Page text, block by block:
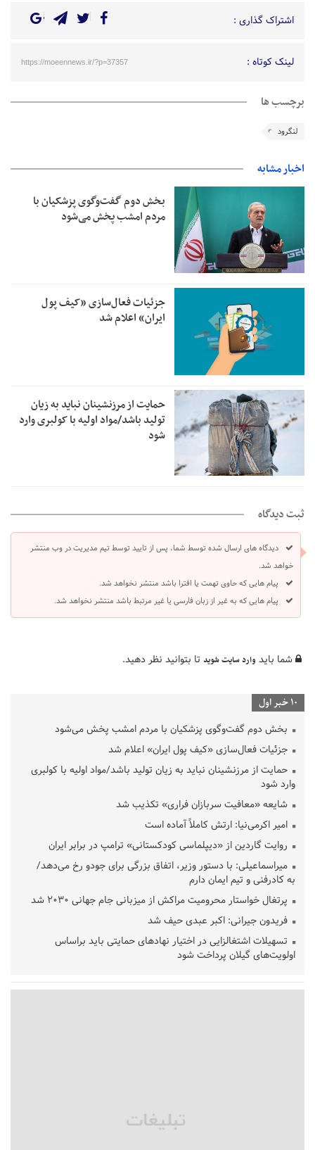
اشتراک گذاری :
لینک کوتاه : https://moeennews.ir/?p=37357
برچسب ها
لنگرود
اخبار مشابه
بخش دوم گفت‌وگوی پزشکیان با
مردم امشب پخش می‌شود
جزئیات فعال‌سازی «کیف پول
ایران» اعلام شد
حمایت از مرزنشینان نباید به زیان
تولید باشد/مواد اولیه با کولبری وارد
شود
ثبت دیدگاه
دیدگاه های ارسال شده توسط شما، پس از تایید توسط تیم مدیریت در وب منتشر
خواهد شد.
پیام هایی که حاوی تهمت یا افترا باشد منتشر نخواهد شد.
پیام هایی که به غیر از زبان فارسی یا غیر مرتبط باشد منتشر نخواهد شد.
شما باید وارد سایت شوید تا بتوانید نظر دهید.
10 خبر اول
بخش دوم گفت‌وگوی پزشکیان با مردم امشب پخش می‌شود
جزئیات فعال‌سازی «کیف پول ایران» اعلام شد
حمایت از مرزنشینان نباید به زیان تولید باشد/مواد اولیه با کولبری
وارد شود
شایعه «معافیت سربازان فراری» تکذیب شد
امیر اکرمی‌نیا: ارتش کاملاً آماده است
روایت گاردین از «دیپلماسی کودکستانی» ترامپ در برابر ایران
میراسماعیلی: با دستور وزیر، اتفاق بزرگی برای جودو رخ می‌دهد/
به کادرفنی و تیم ایمان دارم
پرتغال خواستار محرومیت مراکش از میزبانی جام جهانی ۲۰۳۰ شد
فریدون جیرانی: اکبر عبدی حیف شد
تسهیلات اشتغالزایی در اختیار نهادهای حمایتی باید براساس
اولویت‌های گیلان پرداخت شود
قلعه‌نویی مشخص شد